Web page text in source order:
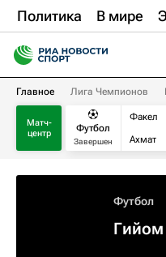
Политика В мире
Главное Лига Чемпионов
Матч-
центр
Футбол
Завершен
Факел
Ахмат
Футбол
Гийом